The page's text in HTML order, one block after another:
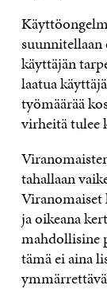
suunnitellaan
käyttäjän
laatua
työmäärää
virheitä tulee
tahallaan
Viranomaiset
ja oikeana
mahdollisine
tämä ei aina